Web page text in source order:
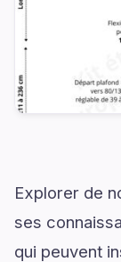
Explorer de
ses
qui peuvent